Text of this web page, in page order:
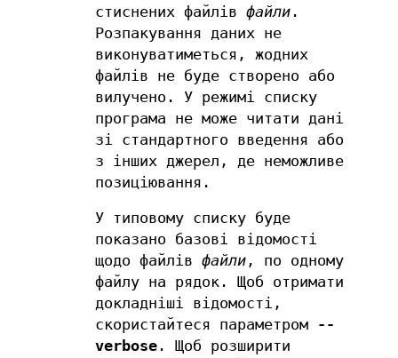
стиснених файлів файли.
Розпакування даних не
виконуватиметься, жодних
файлів не буде створено або
вилучено. У режимі списку
програма не може читати дані
зі стандартного введення або
з інших джерел, де неможливе
позиціювання.
У типовому списку буде
показано базові відомості
щодо файлів файли, по одному
файлу на рядок. Щоб отримати
докладніші відомості,
скористайтеся параметром
--
verbose. Щоб розширити